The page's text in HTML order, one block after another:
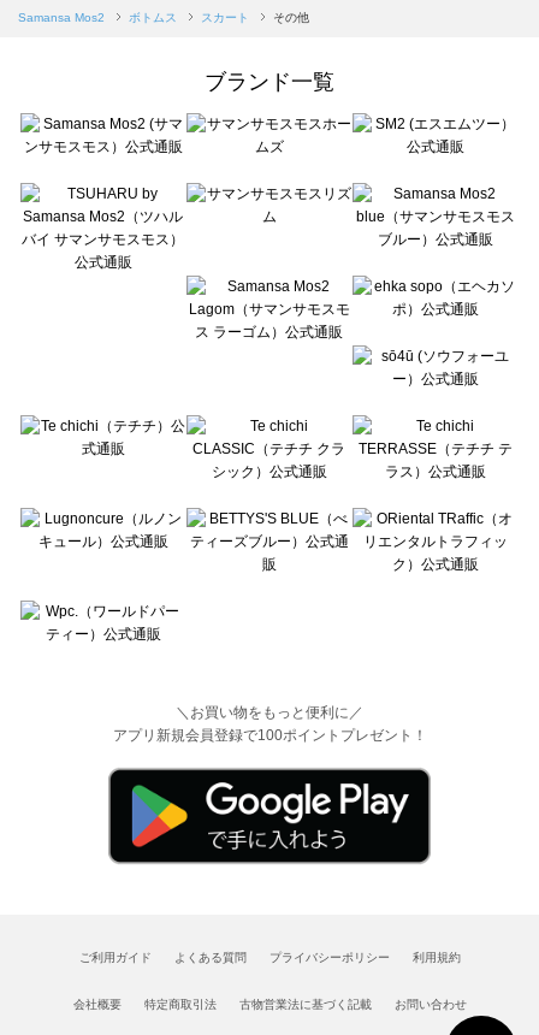
Samansa Mos2 blue（サマンサモスモス ブルー）のスカート一覧
sō4ū（ソウフォーユー）のスカート一覧
Te chichi（テチチ）のスカート一覧
Te chichi CLASSIC（テチチ クラシック）のスカート一覧
Lugnoncure（ルノンキュール）のスカート一覧
BETTY'S BLUE（べティーズブルー）のスカート一覧
Wpc.（ワールドパーティー）のスカート一覧
Samansa Mos2 ボトムス スカート その他
ブランド一覧
＼お買い物をもっと便利に／
アプリ新規会員登録で100ポイントプレゼント！
ご利用ガイド よくある質問 プライバシーポリシー 利用規約
会社概要 特定商取引法 古物営業法に基づく記載 お問い合わせ